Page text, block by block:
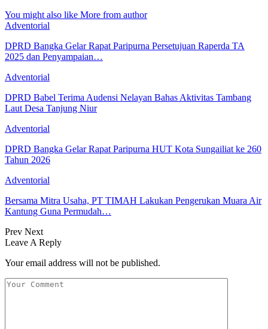
You might also like More from author
Adventorial
DPRD Bangka Gelar Rapat Paripurna Persetujuan Raperda TA
2025 dan Penyampaian…
Adventorial
DPRD Babel Terima Audensi Nelayan Bahas Aktivitas Tambang
Laut Desa Tanjung Niur
Adventorial
DPRD Bangka Gelar Rapat Paripurna HUT Kota Sungailiat ke 260
Tahun 2026
Adventorial
Bersama Mitra Usaha, PT TIMAH Lakukan Pengerukan Muara Air
Kantung Guna Permudah…
Prev Next
Leave A Reply
Your email address will not be published.